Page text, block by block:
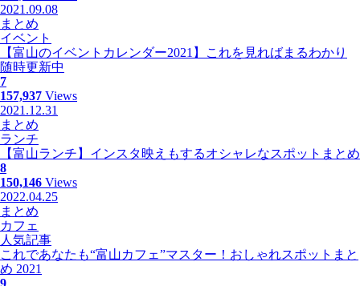
2021.09.08
まとめ
イベント
【富山のイベントカレンダー2021】これを見ればまるわかり
随時更新中
7
157,937 Views
2021.12.31
まとめ
ランチ
【富山ランチ】インスタ映えもするオシャレなスポットまとめ
8
150,146 Views
2022.04.25
まとめ
カフェ
人気記事
これであなたも“富山カフェ”マスター！おしゃれスポットまと
め 2021
9